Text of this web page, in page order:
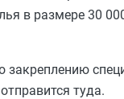
в размере 30
туда.